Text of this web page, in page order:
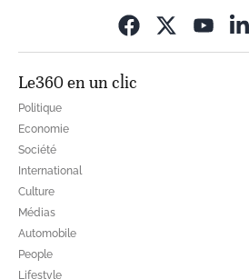
Le360 en un clic
Politique
Economie
Société
International
Culture
Médias
Automobile
People
Lifestyle